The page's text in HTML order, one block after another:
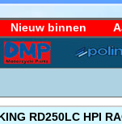
Nieuw binnen
RD250LC HPI